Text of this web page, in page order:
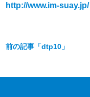
http://www.im-suay.jp/
前の記事「dtp10」